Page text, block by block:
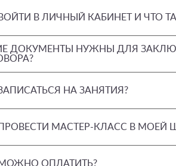
В ЛИЧНЫЙ КАБИНЕТ И ЧТО
ДОКУМЕНТЫ НУЖНЫ ДЛЯ
НА ЗАНЯТИЯ?
МАСТЕР-КЛАСС В МОЕЙ
ОПЛАТИТЬ?